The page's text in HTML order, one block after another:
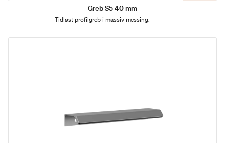
Greb S5 40 mm
Tidløst profilgreb i massiv messing.